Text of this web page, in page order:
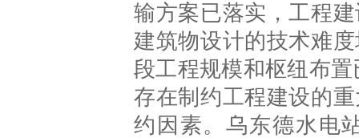
输方案已落实，工程
建筑物设计的技术难
段工程规模和枢纽布
存在制约工程建设的
约因素。乌东德水电